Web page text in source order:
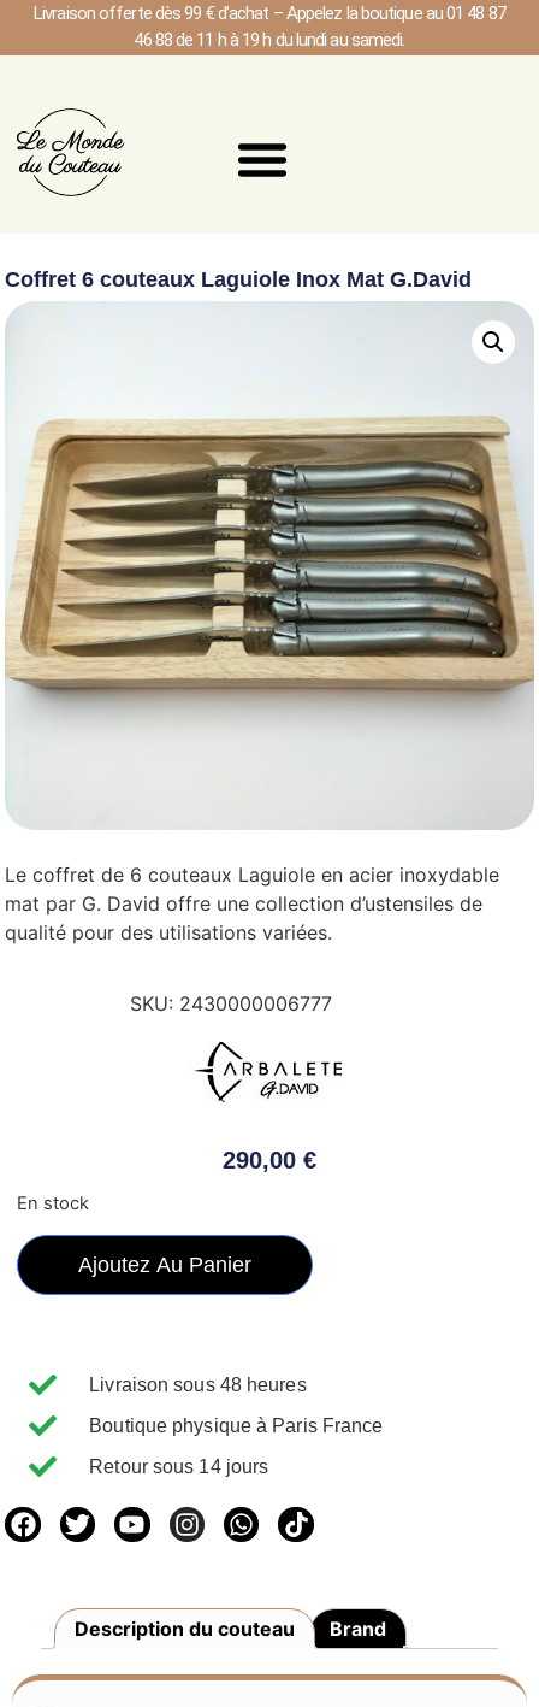
Livraison offerte dès 99 € d’achat – Appelez la boutique au 01 48 87
46 88 de 11 h à 19 h du lundi au samedi.
Coffret 6 couteaux Laguiole Inox Mat G.David
Le coffret de 6 couteaux Laguiole en acier inoxydable
mat par G. David offre une collection d’ustensiles de
qualité pour des utilisations variées.
SKU: 2430000006777
290,00 €
En stock
Ajoutez Au Panier
Livraison sous 48 heures
Boutique physique à Paris France
Retour sous 14 jours
Description du couteau Brand